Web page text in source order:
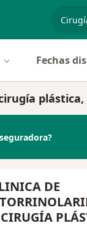
Fechas
DE